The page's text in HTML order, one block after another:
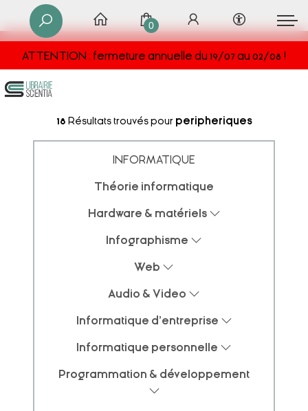
ATTENTION : fermeture annuelle du 19/07 au 02/08 !
0
18 Résultats trouvés pour peripheriques
INFORMATIQUE
Théorie informatique
Hardware & matériels
Infographisme
Web
Audio & Video
Informatique d'entreprise
Informatique personnelle
Programmation & développement